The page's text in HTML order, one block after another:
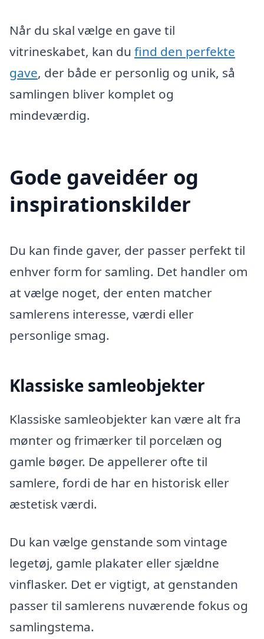
Når du skal vælge en gave til
vitrineskabet, kan du find den perfekte
gave, der både er personlig og unik, så
samlingen bliver komplet og
mindeværdig.
Gode gaveidéer og
inspirationskilder
Du kan finde gaver, der passer perfekt til
enhver form for samling. Det handler om
at vælge noget, der enten matcher
samlerens interesse, værdi eller
personlige smag.
Klassiske samleobjekter
Klassiske samleobjekter kan være alt fra
mønter og frimærker til porcelæn og
gamle bøger. De appellerer ofte til
samlere, fordi de har en historisk eller
æstetisk værdi.
Du kan vælge genstande som vintage
legetøj, gamle plakater eller sjældne
vinflasker. Det er vigtigt, at genstanden
passer til samlerens nuværende fokus og
samlingstema.